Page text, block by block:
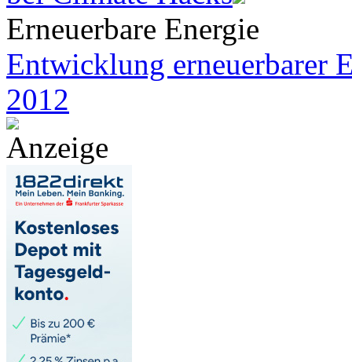
Erneuerbare Energie
Entwicklung erneuerbarer
2012
Anzeige